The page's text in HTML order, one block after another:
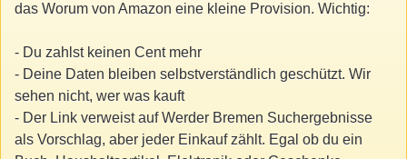
das Worum von Amazon eine kleine Provision. Wichtig:
- Du zahlst keinen Cent mehr
- Deine Daten bleiben selbstverständlich geschützt. Wir
sehen nicht, wer was kauft
- Der Link verweist auf Werder Bremen Suchergebnisse
als Vorschlag, aber jeder Einkauf zählt. Egal ob du ein